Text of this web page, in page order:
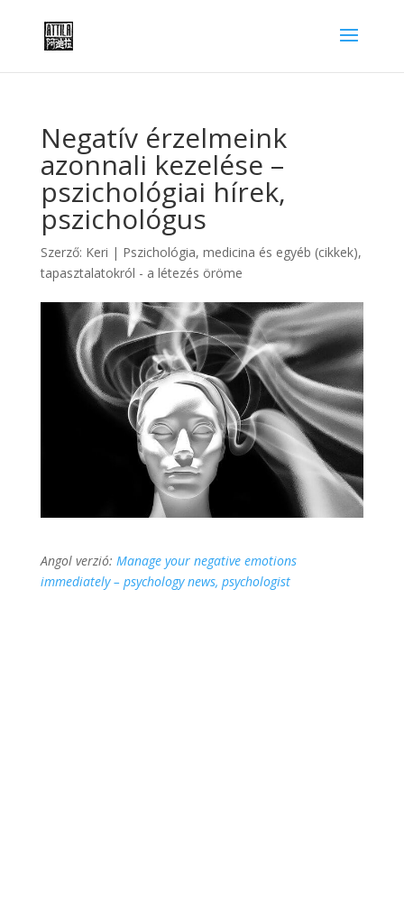
Negatív érzelmeink
azonnali kezelése –
pszichológiai hírek,
pszichológus
Szerző: Keri | Pszichológia, medicina és egyéb (cikkek),
tapasztalatokról - a létezés öröme
Angol verzió: Manage your negative emotions
immediately – psychology news, psychologist